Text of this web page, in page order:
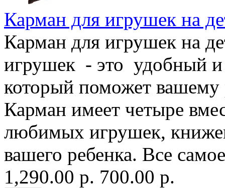
Карман для игрушек на
Карман для игрушек на
игрушек - это удобный и
который поможет вашему
Карман имеет четыре
любимых игрушек,
вашего ребенка. Все
1,290.00 р. 700.00 р.